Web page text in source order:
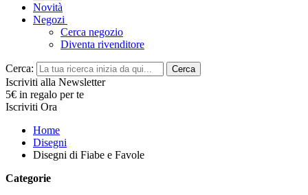
Novità
Negozi
Cerca negozio
Diventa rivenditore
Cerca: Cerca
Iscriviti alla Newsletter
5€ in regalo per te
Iscriviti Ora
Home
Disegni
Disegni di Fiabe e Favole
Categorie